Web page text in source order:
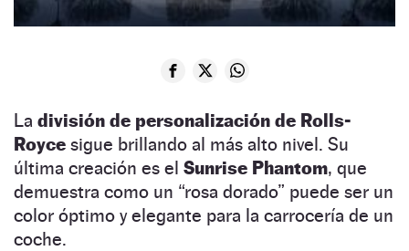
La división de personalización de Rolls-
Royce sigue brillando al más alto nivel. Su
última creación es el Sunrise Phantom, que
demuestra como un “rosa dorado” puede ser un
color óptimo y elegante para la carrocería de un
coche.